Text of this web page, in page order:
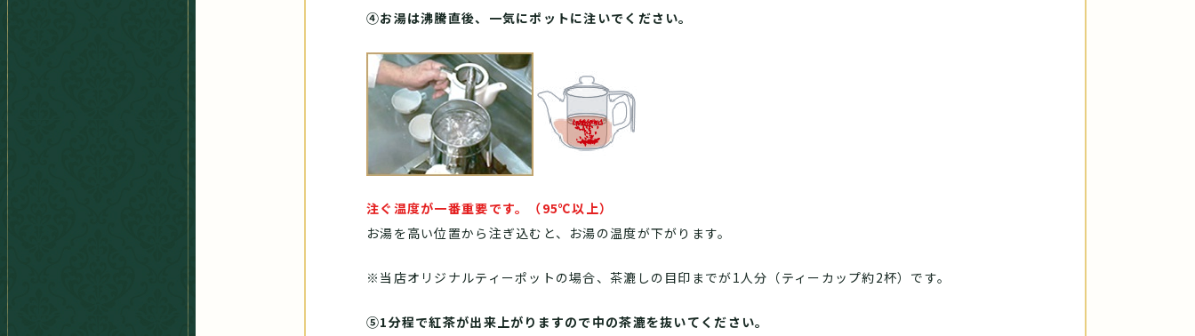
④お湯は沸騰直後、一気にポットに注いでください。
注ぐ温度が一番重要です。（95℃以上）
お湯を高い位置から注ぎ込むと、お湯の温度が下がります。
※当店オリジナルティーポットの場合、茶漉しの目印までが1人分（ティーカップ約2杯）です。
⑤1分程で紅茶が出来上がりますので中の茶漉を抜いてください。